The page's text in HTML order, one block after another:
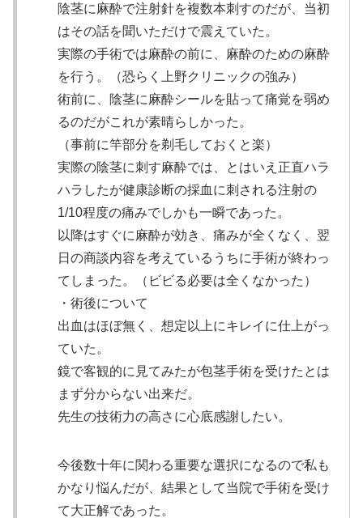
陰茎に麻酔で注射針を複数本刺すのだが、当初
はその話を聞いただけで震えていた。
実際の手術では麻酔の前に、麻酔のための麻酔
を行う。（恐らく上野クリニックの強み）
術前に、陰茎に麻酔シールを貼って痛覚を弱め
るのだがこれが素晴らしかった。
（事前に竿部分を剃毛しておくと楽）
実際の陰茎に刺す麻酔では、とはいえ正直ハラ
ハラしたが健康診断の採血に刺される注射の
1/10程度の痛みでしかも一瞬であった。
以降はすぐに麻酔が効き、痛みが全くなく、翌
日の商談内容を考えているうちに手術が終わっ
てしまった。（ビビる必要は全くなかった）
・術後について
出血はほぼ無く、想定以上にキレイに仕上がっ
ていた。
鏡で客観的に見てみたが包茎手術を受けたとは
まず分からない出来だ。
先生の技術力の高さに心底感謝したい。
今後数十年に関わる重要な選択になるので私も
かなり悩んだが、結果として当院で手術を受け
て大正解であった。